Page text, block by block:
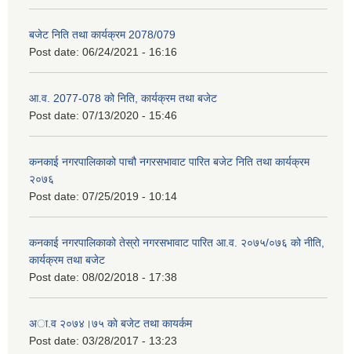
बजेट निति तथा कार्यक्रम 2078/079
Post date: 06/24/2021 - 16:16
आ.व. 2077-078 को निति, कार्यक्रम तथा बजेट
Post date: 07/13/2020 - 15:46
कनकाई नगरपालिकाको पाचौ नगरसभावाट पारित बजेट निति तथा कार्यक्रम
२०७६
Post date: 07/25/2019 - 10:14
कनकाई नगरपालिकाको तेस्रो नगरसभावाट पारित आ.व. २०७५/०७६ को नीति,
कार्यक्रम तथा बजेट
Post date: 08/02/2018 - 17:38
अा.व २०७४।७५ काे बजेट तथा कायर्कम
Post date: 03/28/2017 - 13:23